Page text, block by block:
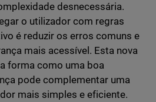
desnecessária.
o utilizador com regras
é reduzir os erros comuns e
mais acessível. Esta nova
forma como uma boa
pode complementar uma
mais simples e eficiente.